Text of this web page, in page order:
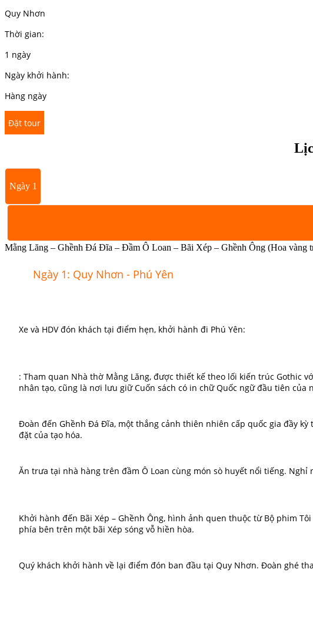
Quy Nhơn
Thời gian:
1 ngày
Ngày khởi hành:
Hàng ngày
Đặt tour
Ngày 1
Mằng Lăng – Ghềnh Đá Đĩa – Đầm Ô Loan – Bãi Xép – Ghềnh Ông (Hoa vàng
Ngày 1: Quy Nhơn - Phú Yên
Xe và HDV đón khách tại điểm hẹn, khởi hành đi Phú Yên:
: Tham quan Nhà thờ Mằng Lăng, được thiết kế theo lối kiến trúc Gothic
nhân tạo, cũng là nơi lưu giữ Cuốn sách có in chữ Quốc ngữ đầu tiên của
Đoàn đến Ghềnh Đá Đĩa, một thắng cảnh thiên nhiên cấp quốc gia đầy
đặt của tạo hóa.
Ăn trưa tại nhà hàng trên đầm Ô Loan cùng món sò huyết nổi tiếng. Nghỉ
Khởi hành đến Bãi Xép – Ghềnh Ông, hình ảnh quen thuộc từ Bộ phim
phía bên trên một bãi Xép sóng vỗ hiền hòa.
Quý khách khởi hành về lại điểm đón ban đầu tại Quy Nhơn. Đoàn ghé